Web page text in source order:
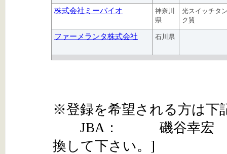
株式会社ミーバイオ
神奈川
県
光スイッチタ
ク質
ファーメランタ株式会社 石川県
※登録を希望される方は下
JBA： 磯谷幸宏
換して下さい。]